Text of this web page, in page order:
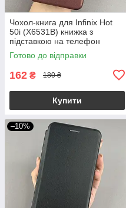
Чохол-книга для Infinix Hot
50i (X6531B) книжка з
підставкою на телефон
інфінікс хот 50і бордова stn
Готово до відправки
162 ₴ 180 ₴
Купити
–10%